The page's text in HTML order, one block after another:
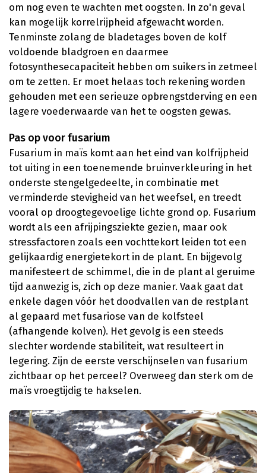
om nog even te wachten met oogsten. In zo'n geval
kan mogelijk korrelrijpheid afgewacht worden.
Tenminste zolang de bladetages boven de kolf
voldoende bladgroen en daarmee
fotosynthesecapaciteit hebben om suikers in zetmeel
om te zetten. Er moet helaas toch rekening worden
gehouden met een serieuze opbrengstderving en een
lagere voederwaarde van het te oogsten gewas.
Pas op voor fusarium
Fusarium in maïs komt aan het eind van kolfrijpheid
tot uiting in een toenemende bruinverkleuring in het
onderste stengelgedeelte, in combinatie met
verminderde stevigheid van het weefsel, en treedt
vooral op droogtegevoelige lichte grond op. Fusarium
wordt als een afrijpingsziekte gezien, maar ook
stressfactoren zoals een vochttekort leiden tot een
gelijkaardig energietekort in de plant. En bijgevolg
manifesteert de schimmel, die in de plant al geruime
tijd aanwezig is, zich op deze manier. Vaak gaat dat
enkele dagen vóór het doodvallen van de restplant
al gepaard met fusariose van de kolfsteel
(afhangende kolven). Het gevolg is een steeds
slechter wordende stabiliteit, wat resulteert in
legering. Zijn de eerste verschijnselen van fusarium
zichtbaar op het perceel? Overweeg dan sterk om de
maïs vroegtijdig te hakselen.